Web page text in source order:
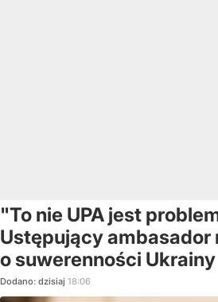
"To nie UPA jest
Ustępujący ambasador
o suwerenności Ukrainy
Dodano: dzisiaj 18:06